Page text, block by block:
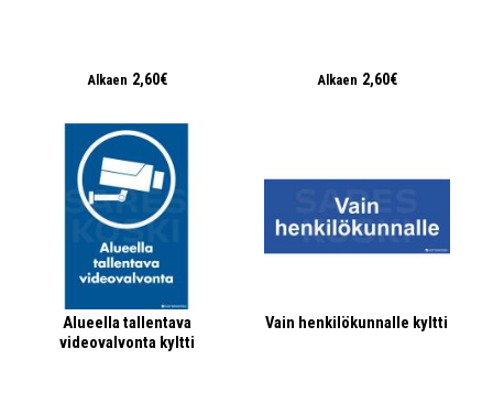
Alkaen 2,60€ Alkaen 2,60€
Alueella tallentava
videovalvonta kyltti
Vain henkilökunnalle kyltti